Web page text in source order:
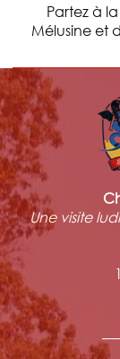
Partez à
Mélusine et
Une visite